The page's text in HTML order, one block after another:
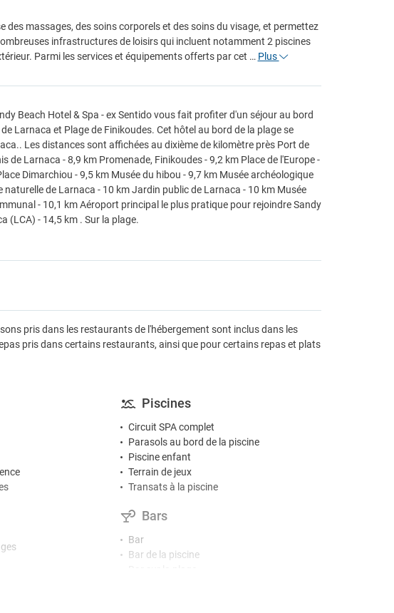
des massages, des soins corporels et des soins du visage, et permettez
infrastructures de loisirs qui incluent notamment 2 piscines
Parmi les services et équipements offerts par cet … Plus
Beach Hotel & Spa - ex Sentido vous fait profiter d'un séjour au bord
Larnaca et Plage de Finikoudes. Cet hôtel au bord de la plage se
Les distances sont affichées au dixième de kilomètre près Port de
de Larnaca - 8,9 km Promenade, Finikoudes - 9,2 km Place de l'Europe -
Dimarchiou - 9,5 km Musée du hibou - 9,7 km Musée archéologique
de Larnaca - 10 km Jardin public de Larnaca - 10 km Musée
- 10,1 km Aéroport principal le plus pratique pour rejoindre Sandy
(LCA) - 14,5 km . Sur la plage.
pris dans les restaurants de l'hébergement sont inclus dans les
pris dans certains restaurants, ainsi que pour certains repas et plats
Piscines
Circuit SPA complet
Parasols au bord de la piscine
Piscine enfant
Terrain de jeux
Transats à la piscine
Bars
Bar
Bar de la piscine